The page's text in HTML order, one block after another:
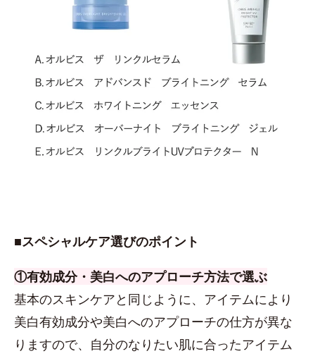
■スペシャルケア選びのポイント
①有効成分・美白へのアプローチ方法で選ぶ
基本のスキンケアと同じように、アイテムにより
美白有効成分や美白へのアプローチの仕方が異な
りますので、自分のなりたい肌に合ったアイテム